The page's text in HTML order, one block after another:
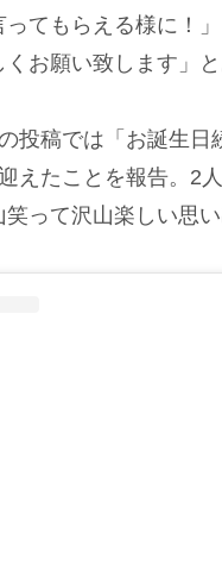
ってもらえる様に！
お願い致します」と
投稿では「お誕生日
えたことを報告。2
笑って沢山楽しい思